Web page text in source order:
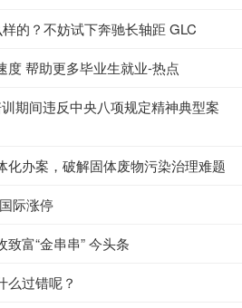
的？不妨试下奔驰长轴距 GLC
度 帮助更多毕业生就业-热点
期间违反中央八项规定精神典型案
化办案，破解固体废物污染治理难题
际涨停
富“金串串” 今头条
么过错呢？